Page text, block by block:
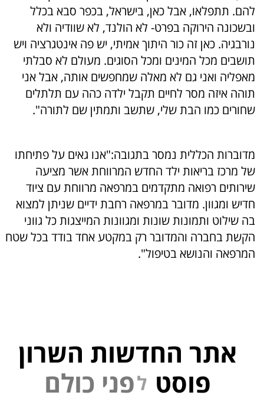
להם. תתפלאו, אבל כאן, בישראל, בכפר סבא בכלל
ובשכונה הירוקה בפרט- לא הולנד, לא שוודיה ולא
נורבגיה. כאן זה כור היתוך אמיתי, יש פה אינטגרציה ויש
תושבים מכל המינים ומכל הסוגים. מעולם לא סבלתי
מאפליה ואני גם לא מאלה שמחפשים אותה, אבל אני
תוהה איזה מסר לחיים תקבל ילדה כהה עם תלתלים
שחורים כמו הבת שלי, שתשב ותמתין שם לתורה".
מדוברות הכללית נמסר בתגובה:"אנו גאים על פתיחתו
של מרכז בריאות ילד החדש המרווחת אשר מציעה
שירותים רפואה מתקדמים במרפאה מרווחת עם ציוד
חדיש ומגוון. מדובר במרפאה רחבת ידיים שניתן למצוא
בה שילוט ותמונות שונות ומגוונות המייצגות כל גווני
הקשת בחברה והמדובר רק במקטע אחד בודד בכל שטח
המרפאה והנושא בטיפול".
אתר החדשות השרון
פוסט